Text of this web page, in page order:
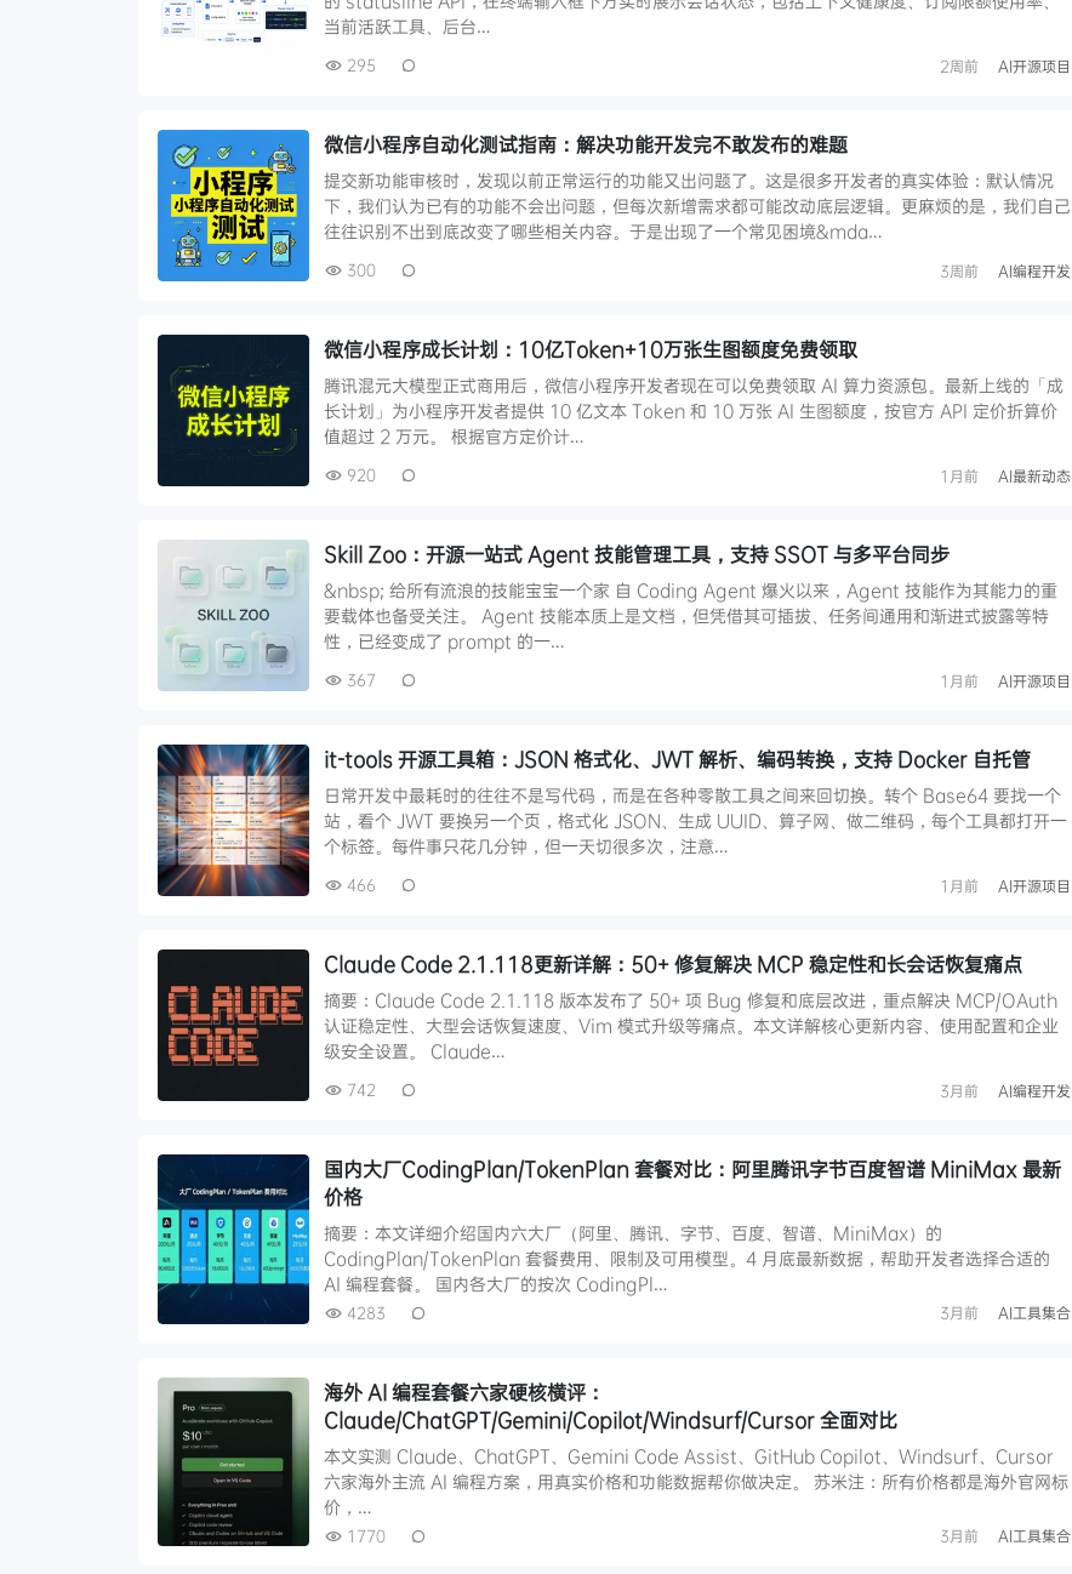
当前活跃工具、后台…
295 2周前 AI开源项目
微信小程序自动化测试指南：解决功能开发完不敢发布的难题
提交新功能审核时，发现以前正常运行的功能又出问题了。这是很多开发者的真实体验：默认情况
下，我们认为已有的功能不会出问题，但每次新增需求都可能改动底层逻辑。更麻烦的是，我们自己
往往识别不出到底改变了哪些相关内容。于是出现了一个常见困境&mda…
300 3周前 AI编程开发
微信小程序成长计划：10亿Token+10万张生图额度免费领取
腾讯混元大模型正式商用后，微信小程序开发者现在可以免费领取 AI 算力资源包。最新上线的「成
长计划」为小程序开发者提供 10 亿文本 Token 和 10 万张 AI 生图额度，按官方 API 定价折算价
值超过 2 万元。 根据官方定价计…
920 1月前 AI最新动态
Skill Zoo：开源一站式 Agent 技能管理工具，支持 SSOT 与多平台同步
&nbsp; 给所有流浪的技能宝宝一个家 自 Coding Agent 爆火以来，Agent 技能作为其能力的重
要载体也备受关注。 Agent 技能本质上是文档，但凭借其可插拔、任务间通用和渐进式披露等特
性，已经变成了 prompt 的一…
367 1月前 AI开源项目
it-tools 开源工具箱：JSON 格式化、JWT 解析、编码转换，支持 Docker 自托管
日常开发中最耗时的往往不是写代码，而是在各种零散工具之间来回切换。转个 Base64 要找一个
站，看个 JWT 要换另一个页，格式化 JSON、生成 UUID、算子网、做二维码，每个工具都打开一
个标签。每件事只花几分钟，但一天切很多次，注意…
466 1月前 AI开源项目
Claude Code 2.1.118更新详解：50+ 修复解决 MCP 稳定性和长会话恢复痛点
摘要：Claude Code 2.1.118 版本发布了 50+ 项 Bug 修复和底层改进，重点解决 MCP/OAuth
认证稳定性、大型会话恢复速度、Vim 模式升级等痛点。本文详解核心更新内容、使用配置和企业
级安全设置。 Claude…
742 3月前 AI编程开发
国内大厂CodingPlan/TokenPlan 套餐对比：阿里腾讯字节百度智谱 MiniMax 最新
价格
摘要：本文详细介绍国内六大厂（阿里、腾讯、字节、百度、智谱、MiniMax）的
CodingPlan/TokenPlan 套餐费用、限制及可用模型。4 月底最新数据，帮助开发者选择合适的
AI 编程套餐。 国内各大厂的按次 CodingPl…
4283 3月前 AI工具集合
海外 AI 编程套餐六家硬核横评：
Claude/ChatGPT/Gemini/Copilot/Windsurf/Cursor 全面对比
本文实测 Claude、ChatGPT、Gemini Code Assist、GitHub Copilot、Windsurf、Cursor
六家海外主流 AI 编程方案，用真实价格和功能数据帮你做决定。 苏米注：所有价格都是海外官网标
价，…
1770 3月前 AI工具集合